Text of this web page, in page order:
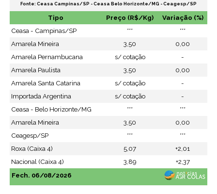
Fonte: Ceasa Campinas/SP - Ceasa Belo Horizonte/MG - Ceagesp/SP
Tipo Preço (R$/Kg)
Variação (%)
Ceasa - Campinas/SP
***
***
Amarela Mineira
3,50
0,00
Amarela Pernambucana
s/ cotação
-
Amarela Paulista
3,50
0,00
Amarela Santa Catarina
s/ cotação
-
Importada Argentina
s/ cotação
-
Ceasa - Belo Horizonte/MG
***
***
Amarela Mineira
3,50
0,00
Ceagesp/SP
***
***
Roxa (Caixa 4)
5,07
+2,01
Nacional (Caixa 4)
3,89
+2,37
Fech. 06/08/2026